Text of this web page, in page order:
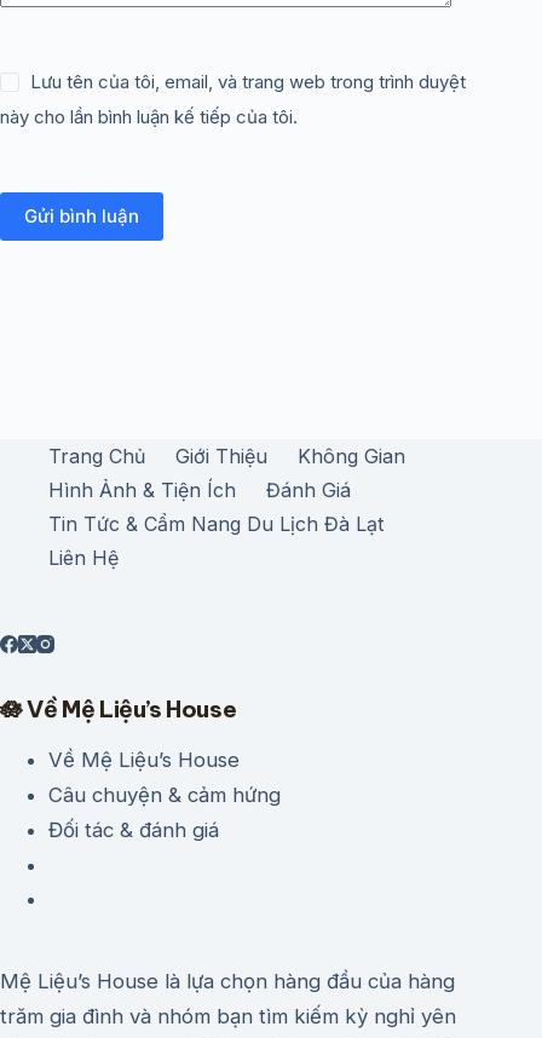
Lưu tên của tôi, email, và trang web trong trình duyệt
này cho lần bình luận kế tiếp của tôi.
Gửi bình luận
Trang Chủ Giới Thiệu
Không Gian
Hình Ảnh & Tiện Ích
Đánh Giá
Tin Tức & Cẩm Nang Du Lịch Đà Lạt
Liên Hệ
🪷 Về Mệ Liệu’s House
Về Mệ Liệu’s House
Câu chuyện & cảm hứng
Đối tác & đánh giá
Mệ Liệu’s House là lựa chọn hàng đầu của hàng
trăm gia đình và nhóm bạn tìm kiếm kỳ nghỉ yên